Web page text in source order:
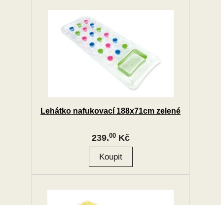
Lehátko nafukovací 188x71cm zelené
239.00Kč